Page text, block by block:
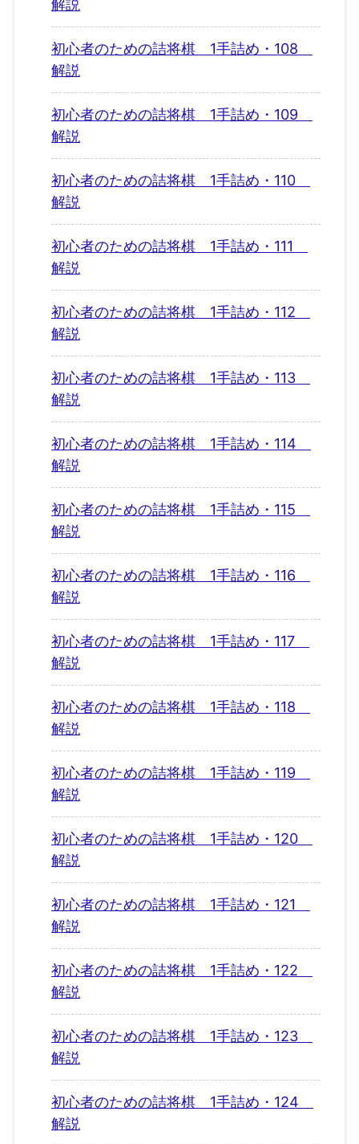
解説
初心者のための詰将棋 1手詰め・108
解説
初心者のための詰将棋 1手詰め・109
解説
初心者のための詰将棋 1手詰め・110
解説
初心者のための詰将棋 1手詰め・111
解説
初心者のための詰将棋 1手詰め・112
解説
初心者のための詰将棋 1手詰め・113
解説
初心者のための詰将棋 1手詰め・114
解説
初心者のための詰将棋 1手詰め・115
解説
初心者のための詰将棋 1手詰め・116
解説
初心者のための詰将棋 1手詰め・117
解説
初心者のための詰将棋 1手詰め・118
解説
初心者のための詰将棋 1手詰め・119
解説
初心者のための詰将棋 1手詰め・120
解説
初心者のための詰将棋 1手詰め・121
解説
初心者のための詰将棋 1手詰め・122
解説
初心者のための詰将棋 1手詰め・123
解説
初心者のための詰将棋 1手詰め・124
解説